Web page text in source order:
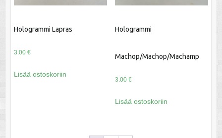
Hologrammi Lapras
3.00 €
Lisää ostoskoriin
Hologrammi
Machop/Machop/Machamp
3.00 €
Lisää ostoskoriin